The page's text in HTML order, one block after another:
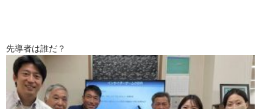
先導者は誰だ？